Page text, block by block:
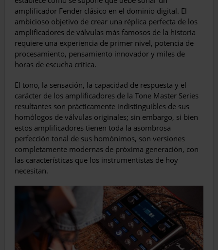
amplificador Fender clásico en el dominio digital. El
ambicioso objetivo de crear una réplica perfecta de los
amplificadores de válvulas más famosos de la historia
requiere una experiencia de primer nivel, potencia de
procesamiento, pensamiento innovador y miles de
horas de escucha crítica.
El tono, la sensación, la capacidad de respuesta y el
carácter de los amplificadores de la Tone Master Series
resultantes son prácticamente indistinguibles de sus
homólogos de válvulas originales; sin embargo, si bien
estos amplificadores tienen toda la asombrosa
perfección tonal de sus homónimos, son versiones
completamente modernas de próxima generación, con
las características que los instrumentistas de hoy
necesitan.